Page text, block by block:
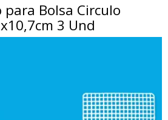
para Bolsa Circulo
3 Und